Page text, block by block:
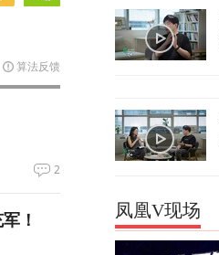
算法反馈
2
！ 凤凰V现场